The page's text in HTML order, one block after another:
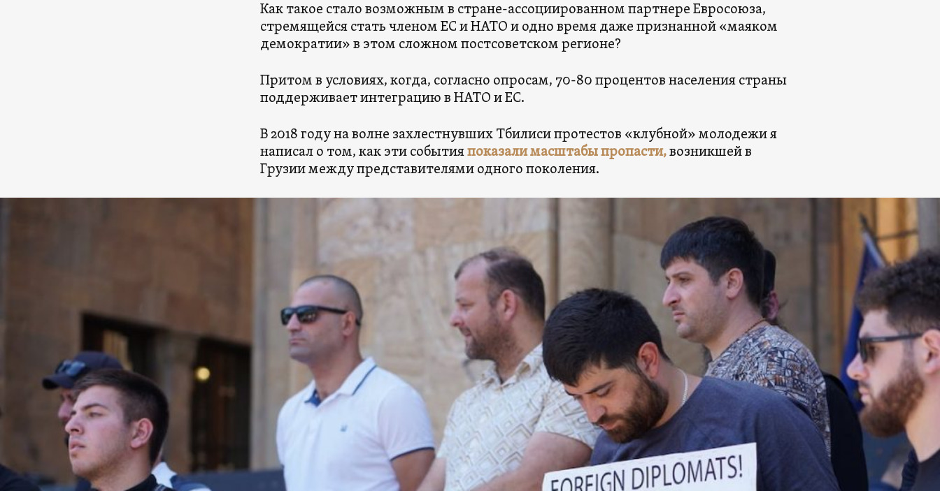
Как такое стало возможным в стране-ассоциированном партнере Евросоюза,
стремящейся стать членом ЕС и НАТО и одно время даже признанной «маяком
демократии» в этом сложном постсоветском регионе?
Притом в условиях, когда, согласно опросам, 70-80 процентов населения страны
поддерживает интеграцию в НАТО и ЕС.
В 2018 году на волне захлестнувших Тбилиси протестов «клубной» молодежи я
написал о том, как эти событияпоказали масштабы пропасти,возникшей в
Грузии между представителями одного поколения.